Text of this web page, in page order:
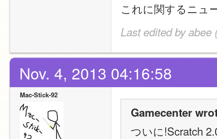
これに関するニュ
Last edited by abee
Nov. 4, 2013 04:16:58
Mac-Stick-92
Gamecenter
ついに!Scratch